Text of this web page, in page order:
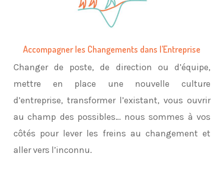
Accompagner les Changements dans l’Entreprise
Changer de poste, de direction ou d’équipe,
mettre en place une nouvelle culture
d’entreprise, transformer l’existant, vous ouvrir
au champ des possibles… nous sommes à vos
côtés pour lever les freins au changement et
aller vers l’inconnu.